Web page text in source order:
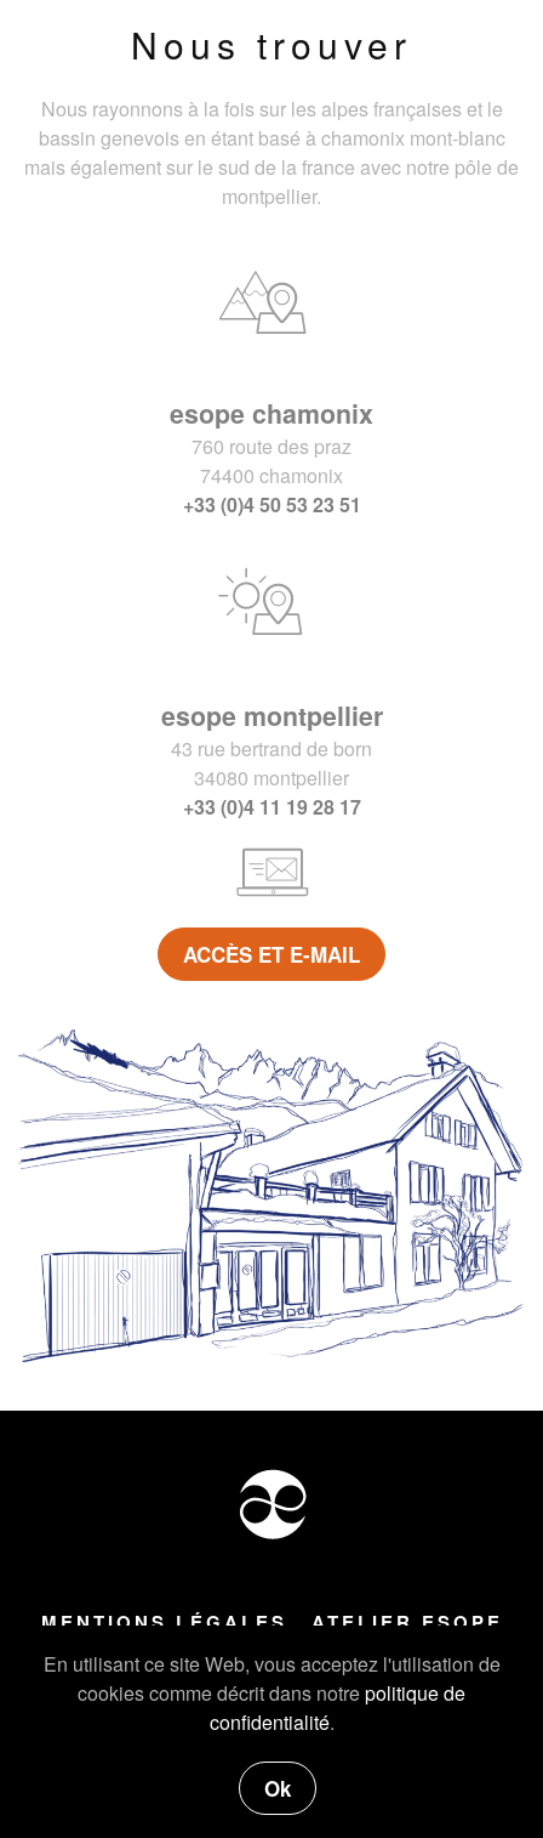
En utilisant ce site Web, vous acceptez l'utilisation de
cookies comme décrit dans notrepolitique de
confidentialité.
Ok
Nous trouver
Nous rayonnons à la fois sur les alpes françaises et le
bassin genevois en étant basé à chamonix mont-blanc
mais également sur le sud de la france avec notre pôle de
montpellier.
esope chamonix
760 route des praz
74400 chamonix
+33 (0)4 50 53 23 51
esope montpellier
43 rue bertrand de born
34080 montpellier
+33 (0)4 11 19 28 17
ACCÈS ET E-MAIL
MENTIONS LÉGALES ATELIER ESOPE